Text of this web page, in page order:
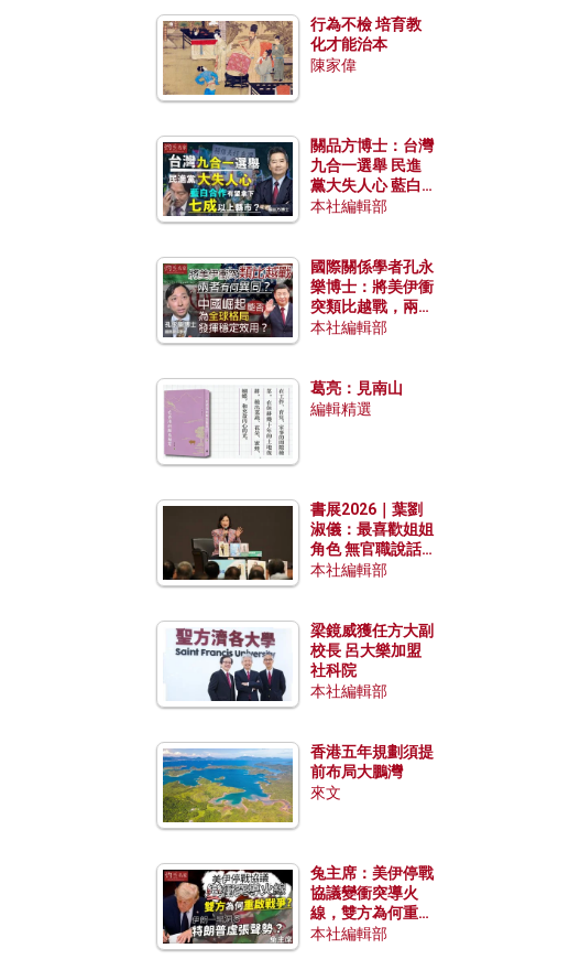
行為不檢 培育教
化才能治本
陳家偉
關品方博士：台灣
九合一選舉 民進
黨大失人心 藍白
合作有望拿下七成
本社編輯部
國際關係學者孔永
樂博士：將美伊衝
突類比越戰，兩者
有何異同？中國崛
本社編輯部
葛亮：見南山
編輯精選
書展2026｜葉劉
淑儀：最喜歡姐姐
角色 無官職說話
包袱少
本社編輯部
梁鏡威獲任方大副
校長 呂大樂加盟
社科院
本社編輯部
香港五年規劃須提
前布局大鵬灣
來文
兔主席：美伊停戰
協議變衝突導火
線，雙方為何重啟
戰爭？伊朗一早洞
本社編輯部